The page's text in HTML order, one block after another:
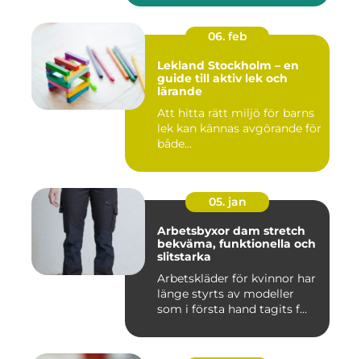
06. feb
Lekland Stockholm – en
guide till aktiv lek och
lärande
Att hitta rätt miljö för barns
lek kan kännas avgörande för
både...
05. jan
Arbetsbyxor dam stretch
bekväma, funktionella och
slitstarka
Arbetskläder för kvinnor har
länge styrts av modeller
som i första hand tagits f...